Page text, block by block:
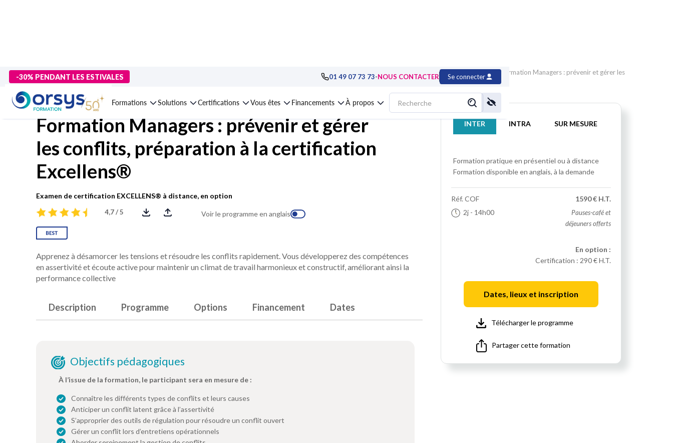
-30% PENDANT LES ESTIVALES 01 49 07 73 73-NOUS CONTACTER Se connecter
Formations Solutions Certifications Vous êtes Financements À propos
> Formations>Management - Développement personnel Maîtriser sa communication, ses émotions et son relationnel >Formation Managers : prévenir et gérer les
conflits, préparation à la certification Excellens®
Formation Managers : prévenir et gérer
les conflits, préparation à la certification
Excellens®
Examen de certification EXCELLENS® à distance, en option
4,7 / 5 Voir le programme en anglais
INTER INTRA SUR MESURE
Formation pratique en présentiel ou à distance
Formation disponible en anglais, à la demande
Réf. COF
2j - 14h00
1590 € H.T.
Pauses-café et
déjeuners offerts
En option :
Certification : 290 € H.T.
Dates, lieux et inscription
Télécharger le programme
Partager cette formation
Apprenez à désamorcer les tensions et résoudre les conflits rapidement. Vous développerez des compétences
en assertivité et écoute active pour maintenir un climat de travail harmonieux et constructif, améliorant ainsi la
performance collective
Description Programme Options Financement Dates
Objectifs pédagogiques
À l’issue de la formation, le participant sera en mesure de :
Connaître les différents types de conflits et leurs causes
Anticiper un conflit latent grâce à l’assertivité
S’approprier des outils de régulation pour résoudre un conflit ouvert
Gérer un conflit lors d’entretiens opérationnels